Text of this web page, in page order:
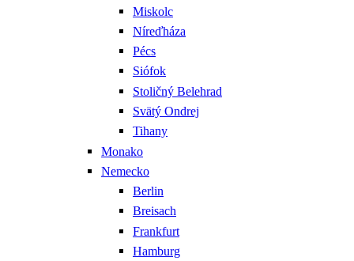
Miskolc
Níreďháza
Pécs
Siófok
Stoličný Belehrad
Svätý Ondrej
Tihany
Monako
Nemecko
Berlin
Breisach
Frankfurt
Hamburg